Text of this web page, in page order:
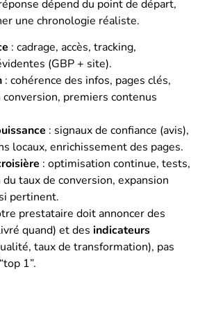
dépend du point de départ,
une chronologie réaliste.
: cadrage, accès, tracking,
(GBP + site).
: cohérence des infos, pages clés,
premiers contenus
: signaux de confiance (avis),
locaux, enrichissement des pages.
: optimisation continue, tests,
taux de conversion, expansion
pertinent.
prestataire doit annoncer des
quand) et des indicateurs
taux de transformation), pas
1”.